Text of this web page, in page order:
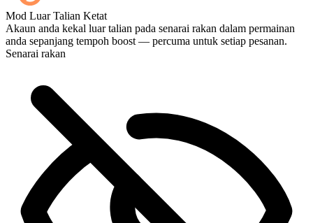
Ya — setiap perlawanan akan muncul pada papan pemuka anda
sebaik sahaja ia tamat, dan jika anda ingin menonton perlawanan
tersebut, tambahkan Penstriman semasa pembayaran.
Mod Luar Talian Ketat
Akaun anda kekal luar talian pada senarai rakan dalam permainan
anda sepanjang tempoh boost — percuma untuk setiap pesanan.
Senarai rakan